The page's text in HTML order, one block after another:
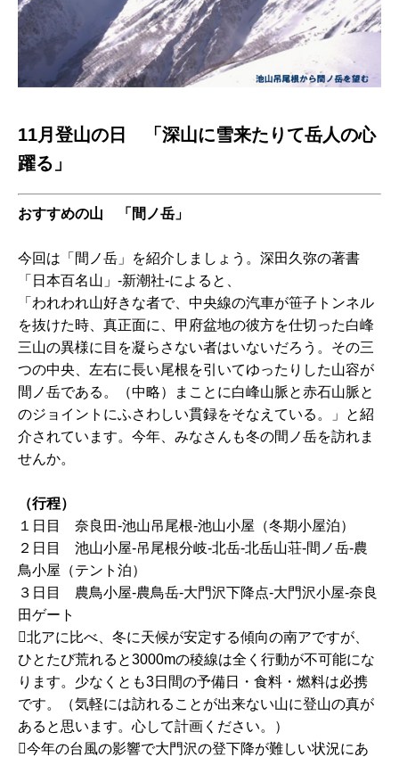
11月登山の日 「深山に雪来たりて岳人の心
躍る」
おすすめの山 「間ノ岳」
今回は「間ノ岳」を紹介しましょう。深田久弥の著書
「日本百名山」-新潮社-によると、
「われわれ山好きな者で、中央線の汽車が笹子トンネル
を抜けた時、真正面に、甲府盆地の彼方を仕切った白峰
三山の異様に目を凝らさない者はいないだろう。その三
つの中央、左右に長い尾根を引いてゆったりした山容が
間ノ岳である。（中略）まことに白峰山脈と赤石山脈と
のジョイントにふさわしい貫録をそなえている。」と紹
介されています。今年、みなさんも冬の間ノ岳を訪れま
せんか。
（行程）
１日目 奈良田-池山吊尾根-池山小屋（冬期小屋泊）
２日目 池山小屋-吊尾根分岐-北岳-北岳山荘-間ノ岳-農
鳥小屋（テント泊）
３日目 農鳥小屋-農鳥岳-大門沢下降点-大門沢小屋-奈良
田ゲート
北アに比べ、冬に天候が安定する傾向の南アですが、
ひとたび荒れると3000mの稜線は全く行動が不可能にな
ります。少なくとも3日間の予備日・食料・燃料は必携
です。（気軽には訪れることが出来ない山に登山の真が
あると思います。心して計画ください。）
今年の台風の影響で大門沢の登下降が難しい状況にあ